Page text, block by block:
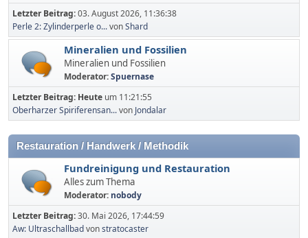
Letzter Beitrag:03. August 2026, 11:36:38
Perle 2: Zylinderperle o...vonShard
Mineralien und Fossilien
Mineralien und Fossilien
Moderator:Spuernase
Letzter Beitrag: Heute um 11:21:55
Oberharzer Spiriferensan...von Jondalar
Restauration / Handwerk / Methodik
Fundreinigung und Restauration
Alles zum Thema
Moderator: nobody
Letzter Beitrag:30. Mai 2026, 17:44:59
Aw: Ultraschallbadvonstratocaster